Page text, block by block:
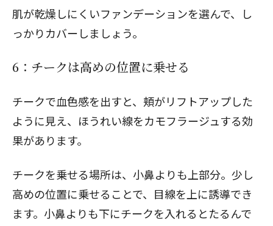
肌が乾燥しにくいファンデーションを選んで、し
っかりカバーしましょう。
6：チークは高めの位置に乗せる
チークで血色感を出すと、頬がリフトアップした
ように見え、ほうれい線をカモフラージュする効
果があります。
チークを乗せる場所は、小鼻よりも上部分。少し
高めの位置に乗せることで、目線を上に誘導でき
ます。小鼻よりも下にチークを入れるとたるんで